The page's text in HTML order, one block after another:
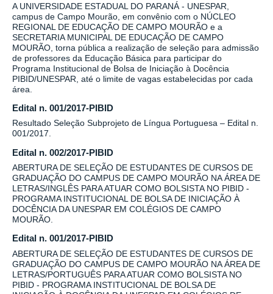
A UNIVERSIDADE ESTADUAL DO PARANÁ - UNESPAR,
campus de Campo Mourão, em convênio com o NÚCLEO
REGIONAL DE EDUCAÇÃO DE CAMPO MOURÃO e a
SECRETARIA MUNICIPAL DE EDUCAÇÃO DE CAMPO
MOURÃO, torna pública a realização de seleção para admissão
de professores da Educação Básica para participar do
Programa Institucional de Bolsa de Iniciação à Docência
PIBID/UNESPAR, até o limite de vagas estabelecidas por cada
área.
Edital n. 001/2017-PIBID
Resultado Seleção Subprojeto de Língua Portuguesa – Edital n.
001/2017.
Edital n. 002/2017-PIBID
ABERTURA DE SELEÇÃO DE ESTUDANTES DE CURSOS DE
GRADUAÇÃO DO CAMPUS DE CAMPO MOURÃO NA ÁREA DE
LETRAS/INGLÊS PARA ATUAR COMO BOLSISTA NO PIBID -
PROGRAMA INSTITUCIONAL DE BOLSA DE INICIAÇÃO À
DOCÊNCIA DA UNESPAR EM COLÉGIOS DE CAMPO
MOURÃO.
Edital n. 001/2017-PIBID
ABERTURA DE SELEÇÃO DE ESTUDANTES DE CURSOS DE
GRADUAÇÃO DO CAMPUS DE CAMPO MOURÃO NA ÁREA DE
LETRAS/PORTUGUÊS PARA ATUAR COMO BOLSISTA NO
PIBID - PROGRAMA INSTITUCIONAL DE BOLSA DE